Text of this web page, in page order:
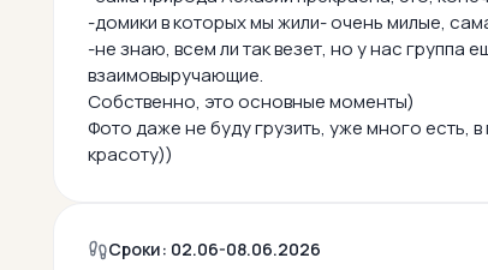
-домики в которых мы жили- очень милые,
-не знаю, всем ли так везет, но у нас
взаимовыручающие.
Собственно, это основные моменты)
Фото даже не буду грузить, уже много есть,
красоту))
Сроки: 02.06-08.06.2026